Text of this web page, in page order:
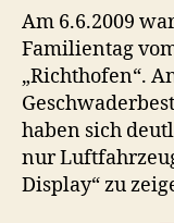
Am 6.6.2009
Familientag
„Richthofen“.
haben sich
nur
Display“ zu